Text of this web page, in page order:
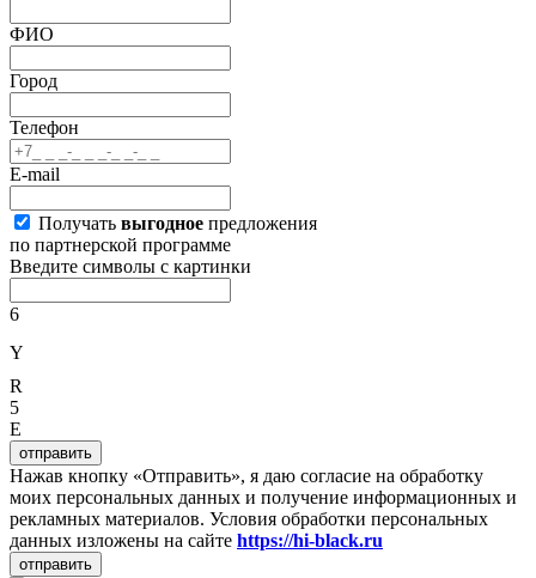
ФИО
Город
Телефон
E-mail
Получать выгодное предложения
по партнерской программе
Введите символы с картинки
6
Y
R
5
E
отправить
Нажав кнопку «Отправить», я даю согласие на обработку
моих персональных данных и получение информационных и
рекламных материалов. Условия обработки персональных
данных изложены на сайте https://hi-black.ru
отправить